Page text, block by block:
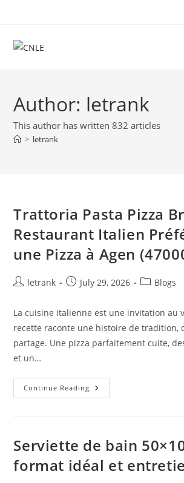
content
Author: letrank
This author has written 832 articles
> letrank
Trattoria Pasta Pizza
Restaurant Italien
une Pizza à Agen
Postletrank
PostJuly 29, 2026
PostBlogs
La cuisine italienne est une invitation au
recette raconte une histoire de tradition,
partage. Une pizza parfaitement cuite,
et un…
Continue Reading Trattoria
Pasta
Restaurant
Italien
Pour
Une
Serviette de bain
format idéal et